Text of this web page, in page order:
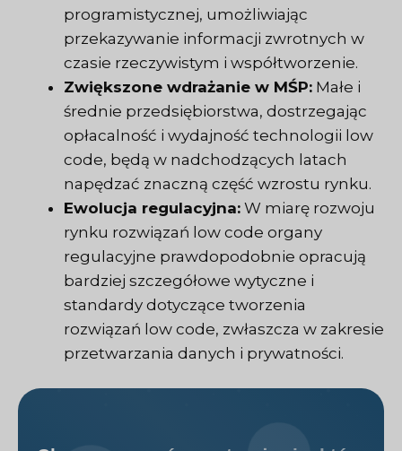
programistycznej, umożliwiając
przekazywanie informacji zwrotnych w
czasie rzeczywistym i współtworzenie.
Zwiększone wdrażanie w MŚP: Małe i
średnie przedsiębiorstwa, dostrzegając
opłacalność i wydajność technologii low
code, będą w nadchodzących latach
napędzać znaczną część wzrostu rynku.
Ewolucja regulacyjna: W miarę rozwoju
rynku rozwiązań low code organy
regulacyjne prawdopodobnie opracują
bardziej szczegółowe wytyczne i
standardy dotyczące tworzenia
rozwiązań low code, zwłaszcza w zakresie
przetwarzania danych i prywatności.